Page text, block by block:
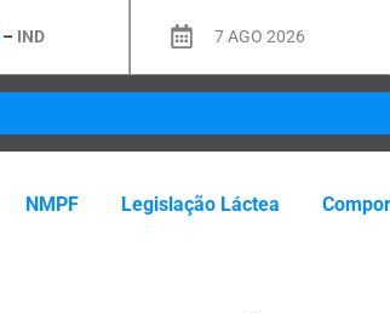
– IND 7 AGO 2026
NMPF Legislação Láctea